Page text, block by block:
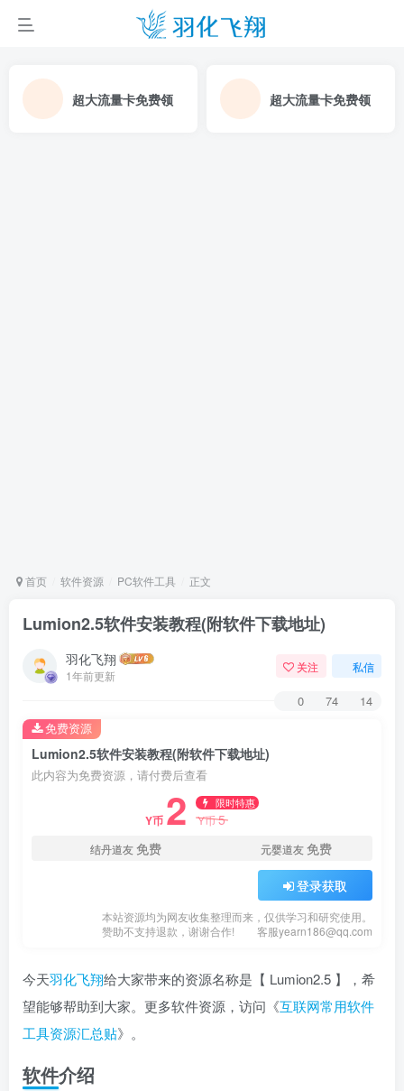
超大流量卡免费领 超大流量卡免费领
首页 软件资源 PC软件工具 正文
Lumion2.5软件安装教程(附软件下载地址)
羽化飞翔
1年前更新
关注 私信
0 74 14
Lumion2.5软件安装教程(附软件下载地址)
此内容为免费资源，请付费后查看
Y币 2 限时特惠
Y币5
结丹道友免费 元婴道友免费
登录获取
本站资源均为网友收集整理而来，仅供学习和研究使用。
赞助不支持退款，谢谢合作!
客服yearn186@qq.com
免费资源
今天羽化飞翔给大家带来的资源名称是【 Lumion2.5 】，希
望能够帮助到大家。更多软件资源，访问《互联网常用软件
工具资源汇总贴》。
软件介绍